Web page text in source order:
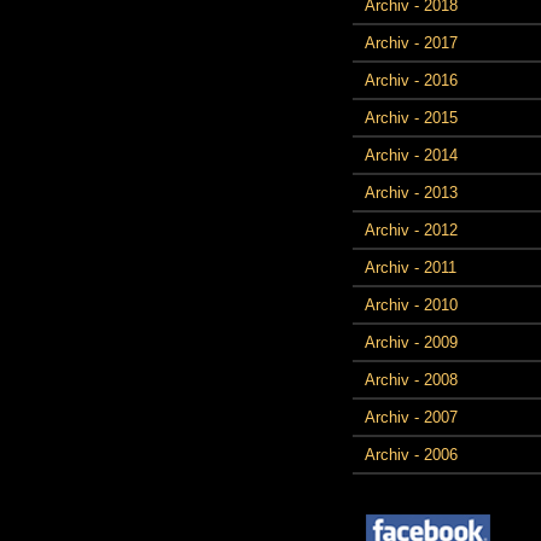
Archiv - 2018
Archiv - 2017
Archiv - 2016
Archiv - 2015
Archiv - 2014
Archiv - 2013
Archiv - 2012
Archiv - 2011
Archiv - 2010
Archiv - 2009
Archiv - 2008
Archiv - 2007
Archiv - 2006